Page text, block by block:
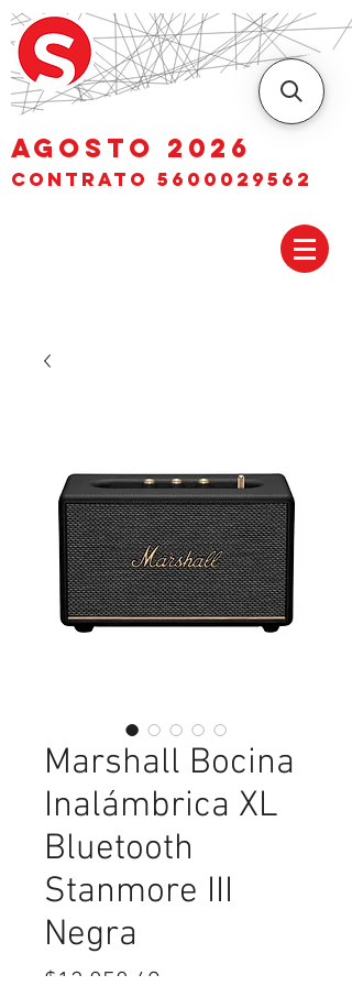
AGOSTO 2026
Contrato 5600029562
Marshall Bocina
Inalámbrica XL
Bluetooth
Stanmore III
Negra